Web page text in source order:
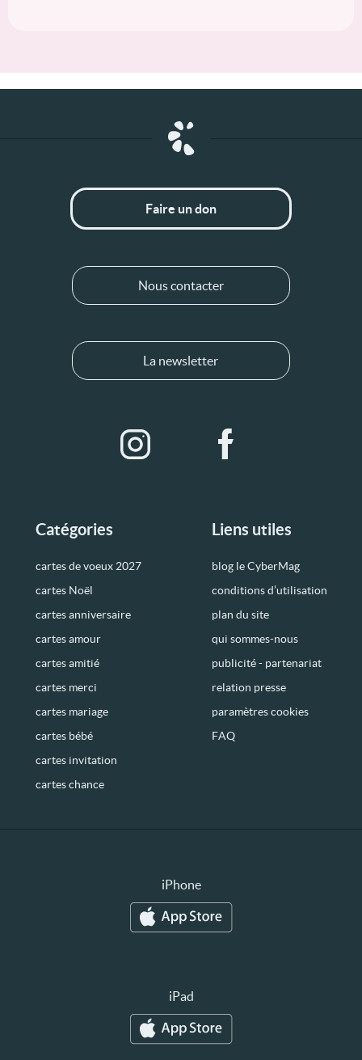
Catégories
cartes de voeux 2027
cartes Noël
cartes anniversaire
cartes amour
cartes amitié
cartes merci
cartes mariage
cartes bébé
cartes invitation
cartes chance
Liens utiles
blog le CyberMag
conditions d’utilisation
plan du site
qui sommes-nous
publicité - partenariat
relation presse
paramètres cookies
FAQ
Faire un don
Nous contacter
La newsletter
iPhone
iPad